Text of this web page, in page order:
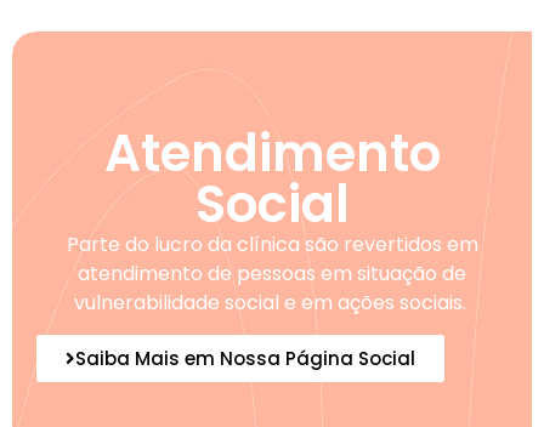
Atendimento
Social
Parte do lucro da clínica são revertidos em
atendimento de pessoas em situação de
vulnerabilidade social e em ações sociais.
Saiba Mais em Nossa Página Social